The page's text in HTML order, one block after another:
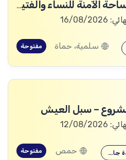
مشرفة المساحة الآمنة للنساء والفتيات (Woman and Girls Safe Space (WGSS) Supervisor).
08/2026
سلمية، حماة مفتوحة
– سبل العيش
08/2026
شهادة جامعية حمص مفتوحة